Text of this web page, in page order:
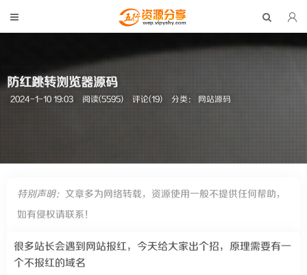
防红跳转浏览器源码
2024-1-10 19:03 阅读(5595) 评论(19) 分类：网站源码
特别声明： 文章多为网络转载，资源使用一般不提供任何帮助，
如有侵权请联系！
很多站长会遇到网站报红，今天给大家出个招，原理需要有一
个不报红的域名